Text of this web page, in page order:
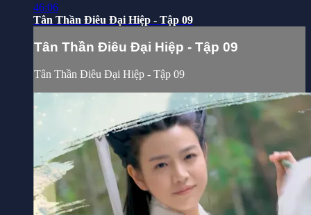
46:06
Tân Thần Điêu Đại Hiệp - Tập 09
Tân Thần Điêu Đại Hiệp - Tập 09
Tân Thần Điêu Đại Hiệp - Tập 09